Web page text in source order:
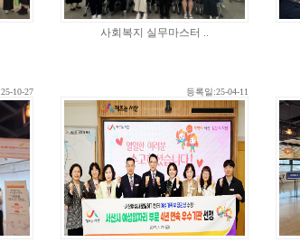
사회복지 실무마스터 ..
10-27 등록일:25-04-11